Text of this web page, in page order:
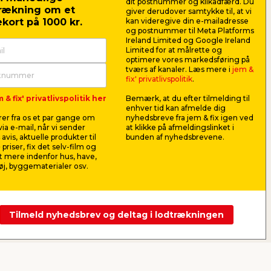
læs guiden
om et
på 1000 kr.
& fix' privatlivspolitik her
fra os et par gange om
e-mail, når vi sender
aktuelle produkter til
priser, fix det selv-film og
mere indenfor hus, have,
byggematerialer osv.
giver derudover samtykke til, at vi
kan videregive din e-mailadresse
og postnummer til Meta Platforms
Ireland Limited og Google Ireland
Limited for at målrette og
optimere vores markedsføring på
tværs af kanaler. Læs mere i jem &
fix' privatlivspolitik.
Bemærk, at du efter tilmelding til
enhver tid kan afmelde dig
nyhedsbreve fra jem & fix igen ved
at klikke på afmeldingslinket i
bunden af nyhedsbrevene.
Tilmeld nyhedsbrev og deltag i lodtrækningen